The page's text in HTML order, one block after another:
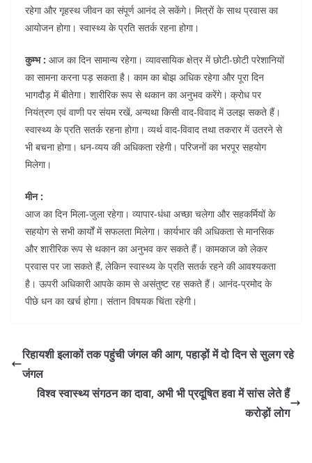
रहेगा और गृहस्थ जीवन का संपूर्ण आनंद ले सकेंगे। मित्रों के साथ प्रवास का
आयोजन होगा। स्वास्थ्य के प्रति सतर्क रहना होगा।
कुम्भ : आज का दिन सामान्य रहेगा। व्यावसायिक क्षेत्र में छोटी-छोटी परेशानियों
का सामना करना पड़ सकता है। काम का बोझ अधिक रहेगा और पूरा दिन
भागदौड़ में बीतेगा। शारीरिक रूप से थकान का अनुभव करेंगे। क्रोध पर
नियंत्रण एवं वाणी पर संयम रखें, अन्यथा किसी वाद-विवाद में उलझ सकते हैं।
स्वास्थ्य के प्रति सतर्क रहना होगा। व्यर्थ वाद-विवाद तथा तकरार में उतरने से
भी बचना होगा। धन-व्यय की अधिकता रहेगी। परिजनों का भरपूर सहयोग
मिलेगा।
मीन :
आज का दिन मिला-जुला रहेगा। व्यापार-धंधा अच्छा चलेगा और सहकर्मियों के
सहयोग से सभी कार्यों में सफलता मिलेगा। कार्यभार की अधिकता से मानसिक
और शारीरिक रूप से थकान का अनुभव कर सकते हैं। कामकाज को लेकर
प्रवास पर जा सकते हैं, लेकिन स्वास्थ्य के प्रति सतर्क रहने की आवश्यकता
है। ऊपरी अधिकारी आपके काम से असंतुष्ट रह सकते हैं। आनंद-प्रमोद के
पीछे धन का खर्च होगा। संतान विषयक चिंता रहेगी।
रिहायशी इलाकों तक पहुंची जंगल की आग, पहाड़ों में दो दिन से सुलग रहे
जंगल
विश्व स्वास्थ्य संगठन का दावा, अभी भी प्रदूषित हवा में सांस लेते हैं
करोड़ों लोग